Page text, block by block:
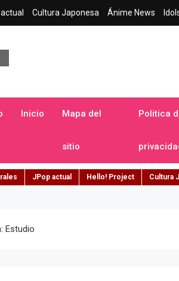
Cultura Japonesa Ánime News
Inicio Mapa del
sitio
Politica
JPop actual Hello! Project Cultura
Estudio